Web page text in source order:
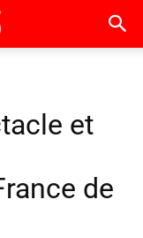
et
de